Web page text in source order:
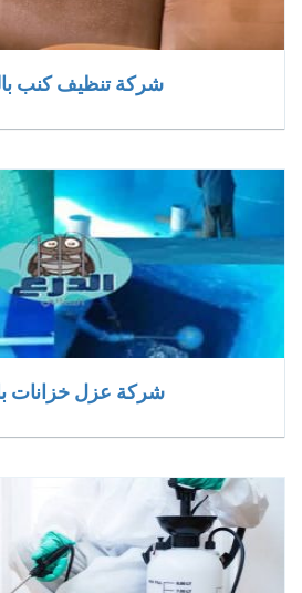
شركة تنظيف كنب
شركة عزل خزانات